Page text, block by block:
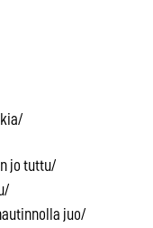
jo tuttu/
juo/